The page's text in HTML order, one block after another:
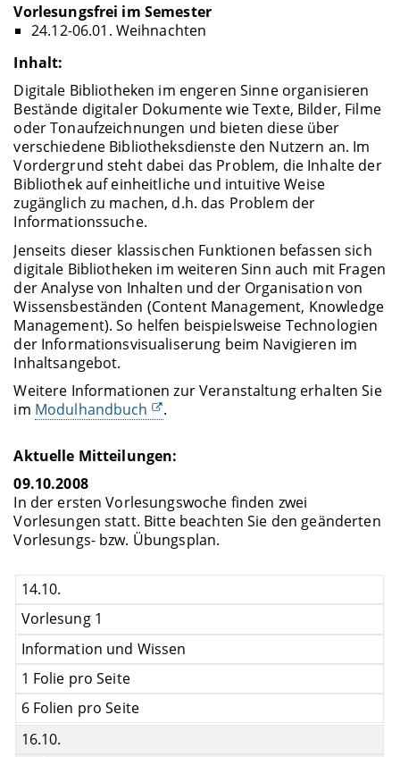
Vorlesungsfrei im Semester
24.12-06.01. Weihnachten
Inhalt:
Digitale Bibliotheken im engeren Sinne organisieren
Bestände digitaler Dokumente wie Texte, Bilder, Filme
oder Tonaufzeichnungen und bieten diese über
verschiedene Bibliotheksdienste den Nutzern an. Im
Vordergrund steht dabei das Problem, die Inhalte der
Bibliothek auf einheitliche und intuitive Weise
zugänglich zu machen, d.h. das Problem der
Informationssuche.
Jenseits dieser klassischen Funktionen befassen sich
digitale Bibliotheken im weiteren Sinn auch mit Fragen
der Analyse von Inhalten und der Organisation von
Wissensbeständen (Content Management, Knowledge
Management). So helfen beispielsweise Technologien
der Informationsvisualiserung beim Navigieren im
Inhaltsangebot.
Weitere Informationen zur Veranstaltung erhalten Sie
im Modulhandbuch .
Aktuelle Mitteilungen:
09.10.2008
In der ersten Vorlesungswoche finden zwei
Vorlesungen statt. Bitte beachten Sie den geänderten
Vorlesungs- bzw. Übungsplan.
14.10.
Vorlesung 1
Information und Wissen
1 Folie pro Seite
6 Folien pro Seite
16.10.